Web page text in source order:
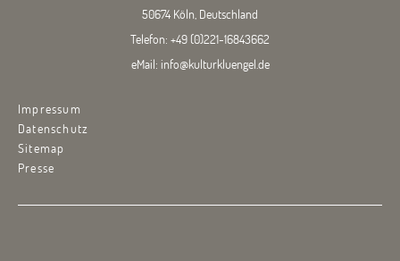
50674 Köln, Deutschland
Telefon: +49 (0)221-16843662
eMail: info@kulturkluengel.de
Impressum
Datenschutz
Sitemap
Presse